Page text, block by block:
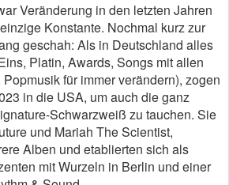
Veränderung in den letzten Jahren
Konstante. Nochmal kurz zur
geschah: Als in Deutschland alles
Platin, Awards, Songs mit allen
für immer verändern), zogen
in die USA, um auch die ganz
Schwarzweiß zu tauchen. Sie
und Mariah The Scientist,
Alben und etablierten sich als
mit Wurzeln in Berlin und einer